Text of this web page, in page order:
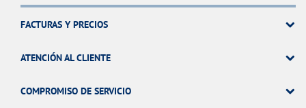
FACTURAS Y PRECIOS
ATENCIÓN AL CLIENTE
COMPROMISO DE SERVICIO